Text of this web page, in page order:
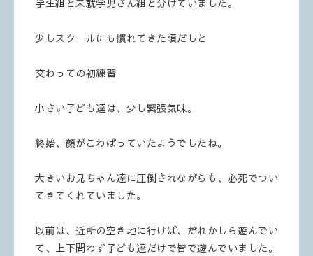
学生組と未就学児さん組と分けていました。
少しスクールにも慣れてきた頃だしと
交わっての初練習
小さい子ども達は、少し緊張気味。
終始、顔がこわばっていたようでしたね。
大きいお兄ちゃん達に圧倒されながらも、必死でつい
てきてくれていました。
以前は、近所の空き地に行けば、だれかしら遊んでい
て、上下問わず子ども達だけで皆で遊んでいました。